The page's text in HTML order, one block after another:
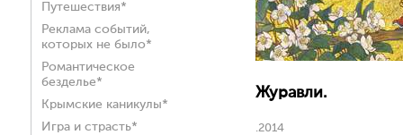
Путешествия*
Реклама событий,
которых не было*
Романтическое
безделье*
Крымские каникулы*
Игра и страсть*
Журавли.
.2014